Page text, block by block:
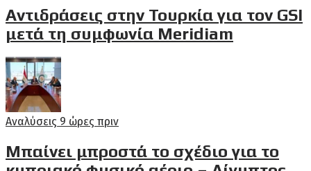
Αντιδράσεις στην Τουρκία για τον GSI
μετά τη συμφωνία Meridiam
Αναλύσεις 9 ώρες πριν
Μπαίνει μπροστά το σχέδιο για το